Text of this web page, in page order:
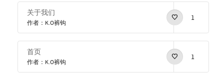
关于我们
作者：K.O裤钩
1
首页
作者：K.O裤钩
1